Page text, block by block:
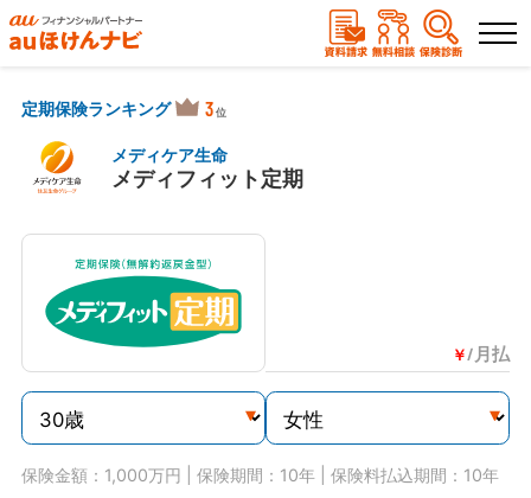
ランキングから選ぶ
保険を比較する
保険会社から探す
保険のコラムを読む
定期保険ランキング 3
メディケア生命
メディフィット定期
￥/月払
保険金額：1,000万円 | 保険期間：10年 | 保険料払込期間：10年